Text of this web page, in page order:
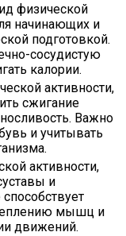
физической
начинающих и
подготовкой.
сосудистую
калории.
активности,
сжигание
Важно
и учитывать
активности,
и
мышц и
движений.